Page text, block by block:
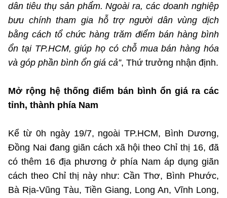
dân tiêu thụ sản phẩm. Ngoài ra, các doanh nghiệp
bưu chính tham gia hỗ trợ người dân vùng dịch
bằng cách tổ chức hàng trăm điểm bán hàng bình
ổn tại TP.HCM, giúp họ có chỗ mua bán hàng hóa
và góp phần bình ổn giá cả”, Thứ trưởng nhận định.
Mở rộng hệ thống điểm bán bình ổn giá ra các
tỉnh, thành phía Nam
Kể từ 0h ngày 19/7, ngoài TP.HCM, Bình Dương,
Đồng Nai đang giãn cách xã hội theo Chỉ thị 16, đã
có thêm 16 địa phương ở phía Nam áp dụng giãn
cách theo Chỉ thị này như: Cần Thơ, Bình Phước,
Bà Rịa-Vũng Tàu, Tiền Giang, Long An, Vĩnh Long,